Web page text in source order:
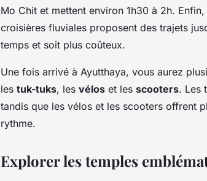
Mo Chit et mettent environ 1h30 à 2h.
croisières fluviales proposent des trajets
temps et soit plus coûteux.
Une fois arrivé à Ayutthaya, vous aurez
les tuk-tuks, les vélos et les scooters. Les
tandis que les vélos et les scooters offrent
rythme.
Explorer les temples